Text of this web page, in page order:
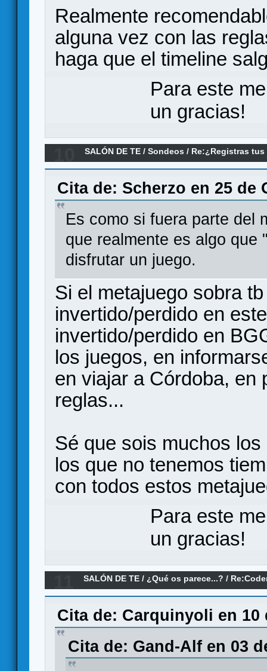
Realmente
alguna vez con las
haga que el timeline
Para este
un gracias!
SALÓN DE TE /Sondeos / Re:¿Registras
Cita de: Scherzo en 25 de
Es como si fuera parte del
que realmente es algo que
disfrutar un juego.
Si el metajuego sobra
invertido/perdido en
invertido/perdido en
los juegos, en
en viajar a Córdoba, en
reglas...
Sé que sois muchos
los que no tenemos
con todos estos
Para este
un gracias!
SALÓN DE TE / ¿Qué os parece...? /
Cita de: Carquinyoli en 10
Cita de: Gand-Alf en 03